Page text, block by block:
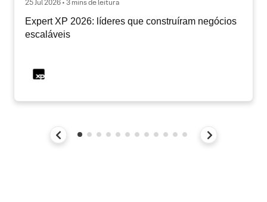
25 Jul 2026 • 3 mins de leitura
Expert XP 2026: líderes que construíram negócios
escaláveis